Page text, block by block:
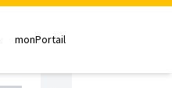
monPortail